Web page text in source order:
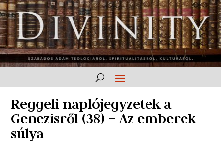
Reggeli naplójegyzetek a
Genezisről (38) – Az emberek
súlya